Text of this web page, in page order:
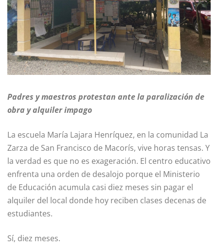
Padres y maestros protestan ante la paralización de
obra y alquiler impago
La escuela María Lajara Henríquez, en la comunidad La
Zarza de San Francisco de Macorís, vive horas tensas. Y
la verdad es que no es exageración. El centro educativo
enfrenta una orden de desalojo porque el Ministerio
de Educación acumula casi diez meses sin pagar el
alquiler del local donde hoy reciben clases decenas de
estudiantes.
Sí, diez meses.